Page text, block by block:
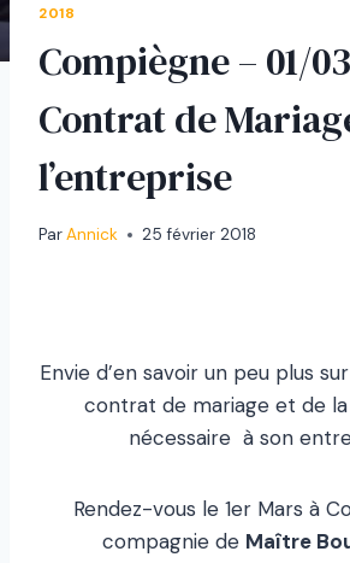
2018
Compiègne – 01/
Contrat de
l’entreprise
ParAnnick 25 février 2018
Envie d’en savoir un peu plus
contrat de mariage et de
nécessaire à son
Rendez-vous le 1er Mars à
compagnie de Maître